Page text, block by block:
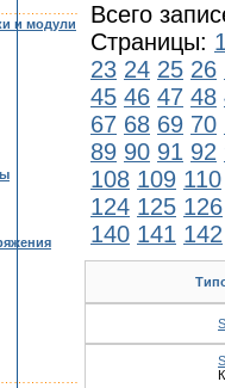
и модули
Всего
Страницы:
23 24 25 26
45 46 47 48
67 68 69 70
89 90 91 92
108 109 110
124 125 126
140 141 142